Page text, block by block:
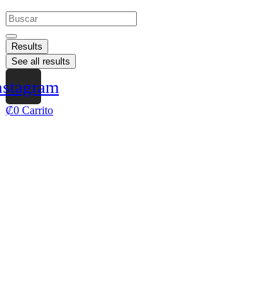
Results
See all results
₡0 Carrito